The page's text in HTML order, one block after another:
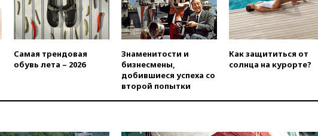
теракт на объекте Росгвардии
09:59
The Spectator:
отсутствие ракет для Patriot у
поражению Киева
09:54
«сценарий гибридной атаки»
Самая трендовая
обувь лета – 2026
Знаменитости и
бизнесмены,
добившиеся успеха со
второй попытки
Как защититься от
солнца на курорте?